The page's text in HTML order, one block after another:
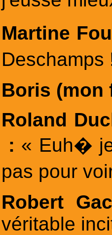
Martine
Boris (mon
Roland
: « Euh�
pas pour
Robert
véritable